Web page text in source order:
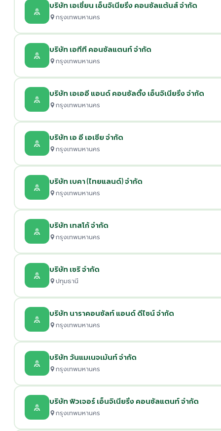
บริษัท เอเชี่ยน เอ็นจิเนียริ่ง คอนซัลแต้นส์ จำกัด
กรุงเทพมหานคร
บริษัท เอทีที คอนซัลแตนท์ จำกัด
กรุงเทพมหานคร
บริษัท เอเออี แอนด์ คอนซัลติ้ง เอ็นจิเนียริ่ง จำกัด
กรุงเทพมหานคร
บริษัท เอ อี เอเชีย จำกัด
กรุงเทพมหานคร
บริษัท เบคา (ไทยแลนด์) จำกัด
กรุงเทพมหานคร
บริษัท เทสโก้ จำกัด
กรุงเทพมหานคร
บริษัท เซริ จำกัด
ปทุมธานี
บริษัท นาราคอนซัลท์ แอนด์ ดีไซน์ จำกัด
กรุงเทพมหานคร
บริษัท วันแมเนจเม้นท์ จำกัด
กรุงเทพมหานคร
บริษัท ฟิวเจอร์ เอ็นจิเนียริ่ง คอนซัลแตนท์ จำกัด
กรุงเทพมหานคร